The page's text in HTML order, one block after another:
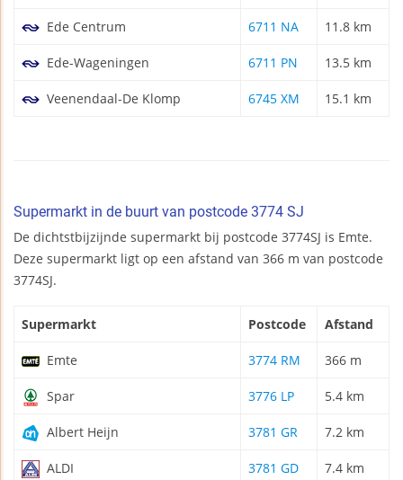
Ede Centrum 6711 NA 11.8 km
Ede-Wageningen 6711 PN 13.5 km
Veenendaal-De Klomp 6745 XM 15.1 km
Supermarkt in de buurt van postcode 3774 SJ
De dichtstbijzijnde supermarkt bij postcode 3774SJ is Emte.
Deze supermarkt ligt op een afstand van 366 m van postcode
3774SJ.
Supermarkt Postcode Afstand
Emte 3774 RM 366 m
Spar 3776 LP 5.4 km
Albert Heijn 3781 GR 7.2 km
ALDI 3781 GD 7.4 km